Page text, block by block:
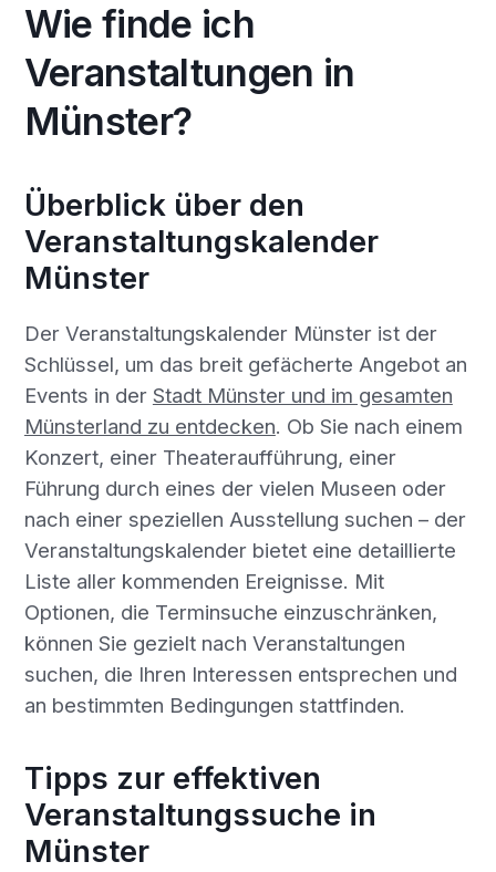
Wie finde ich
Veranstaltungen in
Münster?
Überblick über den
Veranstaltungskalender
Münster
Der Veranstaltungskalender Münster ist der
Schlüssel, um das breit gefächerte Angebot an
Events in der Stadt Münster und im gesamten
Münsterland zu entdecken. Ob Sie nach einem
Konzert, einer Theateraufführung, einer
Führung durch eines der vielen Museen oder
nach einer speziellen Ausstellung suchen – der
Veranstaltungskalender bietet eine detaillierte
Liste aller kommenden Ereignisse. Mit
Optionen, die Terminsuche einzuschränken,
können Sie gezielt nach Veranstaltungen
suchen, die Ihren Interessen entsprechen und
an bestimmten Bedingungen stattfinden.
Tipps zur effektiven
Veranstaltungssuche in
Münster